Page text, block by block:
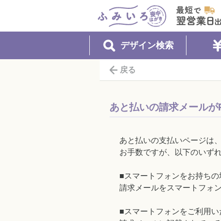
ふみいろ喪中はがき 最短で翌営
デザイン検索
戻る
あと払いの請求メール
あと払いの支払いページは
お手数ですが、以下のいず
■スマートフォンをお持ちの
請求メールをスマートフォ
■スマートフォンをご利用